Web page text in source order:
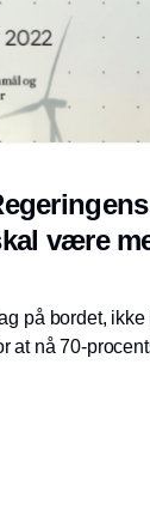
være
på bordet, ikke
at nå 70-